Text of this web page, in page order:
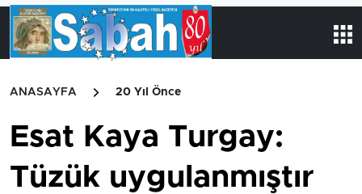
ANASAYFA 20 Yıl Önce
Esat Kaya Turgay:
Tüzük uygulanmıştır